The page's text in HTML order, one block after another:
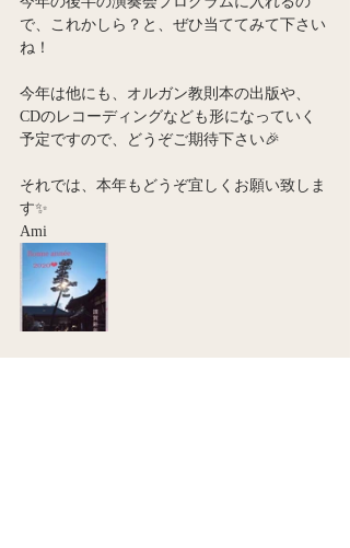
で、これかしら？と、ぜひ当ててみて下さい
ね！
今年は他にも、オルガン教則本の出版や、
CDのレコーディングなども形になっていく
予定ですので、どうぞご期待下さい🎉
それでは、本年もどうぞ宜しくお願い致しま
す✨
Ami